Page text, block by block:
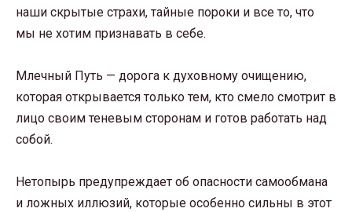
наши скрытые страхи, тайные пороки и все то, что
мы не хотим признавать в себе.
Млечный Путь — дорога к духовному очищению,
которая открывается только тем, кто смело смотрит в
лицо своим теневым сторонам и готов работать над
собой.
Нетопырь предупреждает об опасности самообмана
и ложных иллюзий, которые особенно сильны в этот